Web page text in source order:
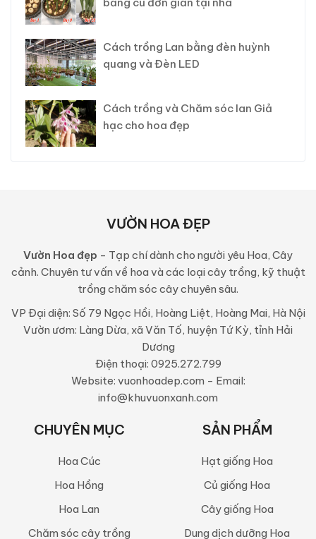
Cách trồng Lan bằng đèn huỳnh
quang và Đèn LED
Cách trồng và Chăm sóc lan Giả
hạc cho hoa đẹp
VƯỜN HOA ĐẸP
Vườn Hoa đẹp - Tạp chí dành cho người yêu Hoa, Cây
cảnh. Chuyên tư vấn về hoa và các loại cây trồng, kỹ thuật
trồng chăm sóc cây chuyên sâu.
VP Đại diện: Số 79 Ngọc Hồi, Hoàng Liệt, Hoàng Mai, Hà Nội
Vườn ươm: Làng Dừa, xã Văn Tố, huyện Tứ Kỳ, tỉnh Hải
Dương
Điện thoại: 0925.272.799
Website: vuonhoadep.com - Email:
info@khuvuonxanh.com
CHUYÊN MỤC
Hoa Cúc
Hoa Hồng
Hoa Lan
Chăm sóc cây trồng
SẢN PHẨM
Hạt giống Hoa
Củ giống Hoa
Cây giống Hoa
Dung dịch dưỡng Hoa